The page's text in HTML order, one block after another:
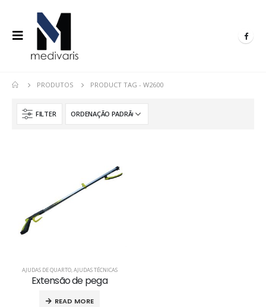
PRODUTOS PRODUCT TAG - W2600
FILTER
AJUDAS DE QUARTO,AJUDAS TÉCNICAS
Extensão de pega
READ MORE